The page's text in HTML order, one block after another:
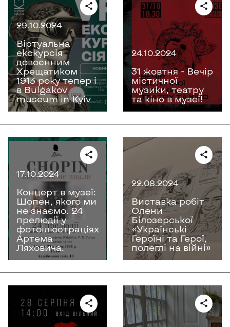
29.10.2024
Віртуальна
екскурсія
довоєнним
Хрещатиком
1913 року тепер і
в Bulgakov
museum in Kyiv
24.10.2024
31 жовтня - Вечір
містичної
музики, театру
та кіно в музеї!
17.10.2024
Концерт в музеї:
Шопен, якого ми
не знаємо. 24
прелюдії у
фотоілюстраціях
Артема
Ляховича.
22.08.2024
Виставка робіт
Олени
Білозерської
«Українські
Героїні та Герої,
полеглі на війні»